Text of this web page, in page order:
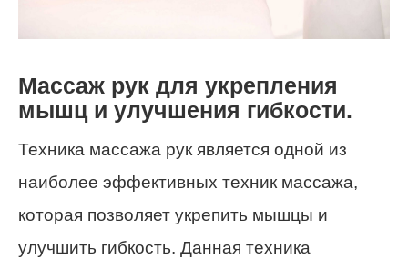
Массаж рук для укрепления
мышц и улучшения гибкости.
Техника массажа рук является одной из
наиболее эффективных техник массажа,
которая позволяет укрепить мышцы и
улучшить гибкость. Данная техника